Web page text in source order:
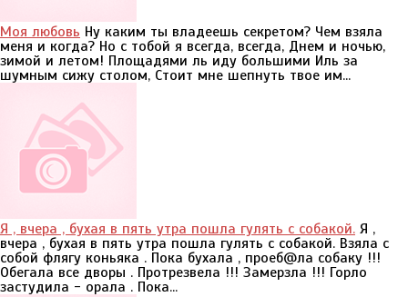
Моя любовь Ну каким ты владеешь секретом? Чем взяла
меня и когда? Но с тобой я всегда, всегда, Днем и ночью,
зимой и летом! Площадями ль иду большими Иль за
шумным сижу столом, Стоит мне шепнуть твое им...
Я , вчера , бухая в пять утра пошла гулять с собакой. Я ,
вчера , бухая в пять утра пошла гулять с собакой. Взяла с
собой флягу коньяка . Пока бухала , проеб@ла собаку !!!
Обегала все дворы . Протрезвела !!! Замерзла !!! Горло
застудила - орала . Пока...